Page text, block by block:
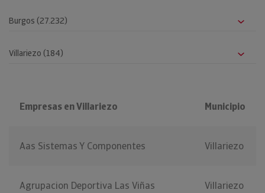
Empresas en Villariezo Municipio
Aas Sistemas Y Componentes Villariezo
Agrupacion Deportiva Las Viñas Villariezo